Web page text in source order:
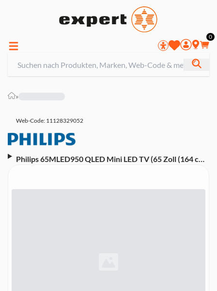
0
»
Web-Code: 11128329052
Philips 65MLED950 QLED Mini LED TV (65 Zoll (164 cm),
144 Hz)